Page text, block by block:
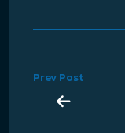
Prev Post